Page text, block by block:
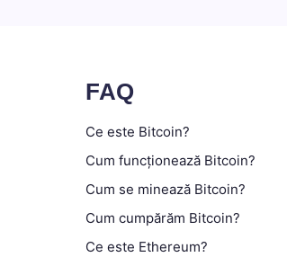
FAQ
Ce este Bitcoin?
Cum funcționează Bitcoin?
Cum se minează Bitcoin?
Cum cumpărăm Bitcoin?
Ce este Ethereum?